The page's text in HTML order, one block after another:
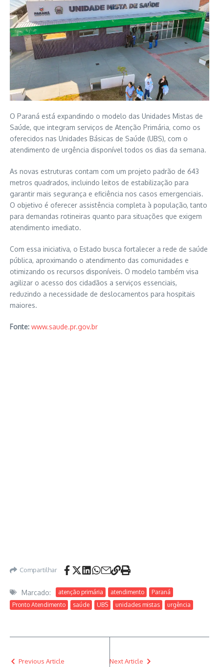
O Paraná está expandindo o modelo das Unidades Mistas de
Saúde, que integram serviços de Atenção Primária, como os
oferecidos nas Unidades Básicas de Saúde (UBS), com o
atendimento de urgência disponível todos os dias da semana.
As novas estruturas contam com um projeto padrão de 643
metros quadrados, incluindo leitos de estabilização para
garantir mais segurança e eficiência nos casos emergenciais.
O objetivo é oferecer assistência completa à população, tanto
para demandas rotineiras quanto para situações que exigem
atendimento imediato.
Com essa iniciativa, o Estado busca fortalecer a rede de saúde
pública, aproximando o atendimento das comunidades e
otimizando os recursos disponíveis. O modelo também visa
agilizar o acesso dos cidadãos a serviços essenciais,
reduzindo a necessidade de deslocamentos para hospitais
maiores.
Fonte: www.saude.pr.gov.br
Compartilhar
Marcado: atenção primária atendimento
Paraná
Pronto Atendimento
saúde UBS unidades mistas urgência
Previous Article Next Article